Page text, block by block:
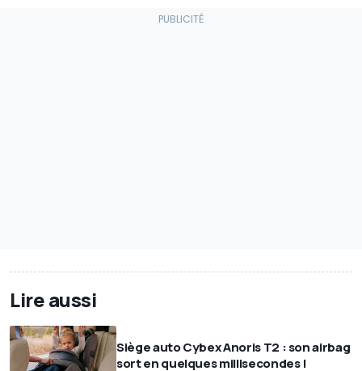
Lire aussi
Siège auto Cybex Anoris T2 : son airbag
sort en quelques millisecondes !